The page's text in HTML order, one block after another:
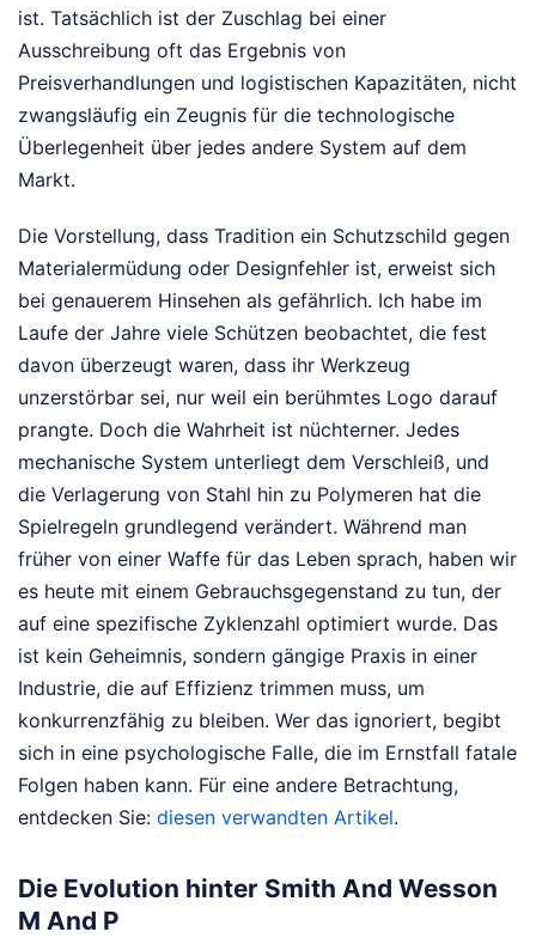
ist. Tatsächlich ist der Zuschlag bei einer
Ausschreibung oft das Ergebnis von
Preisverhandlungen und logistischen Kapazitäten, nicht
zwangsläufig ein Zeugnis für die technologische
Überlegenheit über jedes andere System auf dem
Markt.
Die Vorstellung, dass Tradition ein Schutzschild gegen
Materialermüdung oder Designfehler ist, erweist sich
bei genauerem Hinsehen als gefährlich. Ich habe im
Laufe der Jahre viele Schützen beobachtet, die fest
davon überzeugt waren, dass ihr Werkzeug
unzerstörbar sei, nur weil ein berühmtes Logo darauf
prangte. Doch die Wahrheit ist nüchterner. Jedes
mechanische System unterliegt dem Verschleiß, und
die Verlagerung von Stahl hin zu Polymeren hat die
Spielregeln grundlegend verändert. Während man
früher von einer Waffe für das Leben sprach, haben wir
es heute mit einem Gebrauchsgegenstand zu tun, der
auf eine spezifische Zyklenzahl optimiert wurde. Das
ist kein Geheimnis, sondern gängige Praxis in einer
Industrie, die auf Effizienz trimmen muss, um
konkurrenzfähig zu bleiben. Wer das ignoriert, begibt
sich in eine psychologische Falle, die im Ernstfall fatale
Folgen haben kann. Für eine andere Betrachtung,
entdecken Sie: diesen verwandten Artikel.
Die Evolution hinter Smith And Wesson
M And P